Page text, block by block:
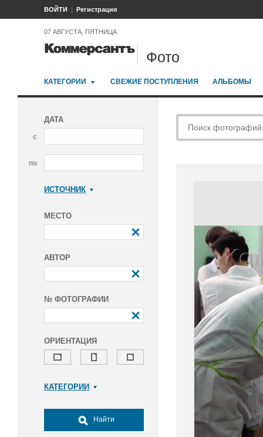
ВОЙТИ Регистрация
07 АВГУСТА, ПЯТНИЦА
Фото
КАТЕГОРИИ СВЕЖИЕ ПОСТУПЛЕНИЯ АЛЬБОМЫ
ДАТА
с
по
ИСТОЧНИК
МЕСТО
АВТОР
№ ФОТОГРАФИИ
ОРИЕНТАЦИЯ
КАТЕГОРИИ
Досуг, туризм и отдых
Культура
Найти